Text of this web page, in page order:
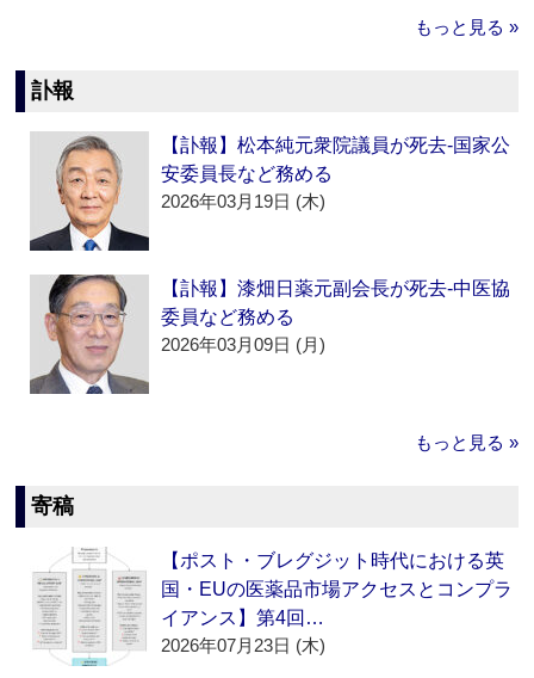
もっと見る »
訃報
【訃報】松本純元衆院議員が死去‐国家公
安委員長など務める
2026年03月19日 (木)
【訃報】漆畑日薬元副会長が死去‐中医協
委員など務める
2026年03月09日 (月)
もっと見る »
寄稿
【ポスト・ブレグジット時代における英
国・EUの医薬品市場アクセスとコンプラ
イアンス】第4回…
2026年07月23日 (木)